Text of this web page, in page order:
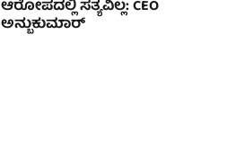
ಆರೋಪದಲ್ಲಿ ಸತ್ಯವಿಲ್ಲ: CEO
ಅನ್ಬುಕುಮಾರ್